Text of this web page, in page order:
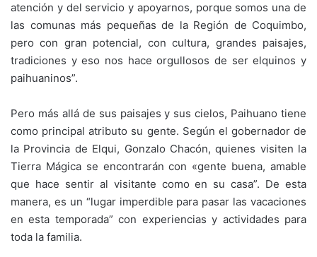
atención y del servicio y apoyarnos, porque somos una de
las comunas más pequeñas de la Región de Coquimbo,
pero con gran potencial, con cultura, grandes paisajes,
tradiciones y eso nos hace orgullosos de ser elquinos y
paihuaninos”.
Pero más allá de sus paisajes y sus cielos, Paihuano tiene
como principal atributo su gente. Según el gobernador de
la Provincia de Elqui, Gonzalo Chacón, quienes visiten la
Tierra Mágica se encontrarán con «gente buena, amable
que hace sentir al visitante como en su casa”. De esta
manera, es un “lugar imperdible para pasar las vacaciones
en esta temporada” con experiencias y actividades para
toda la familia.